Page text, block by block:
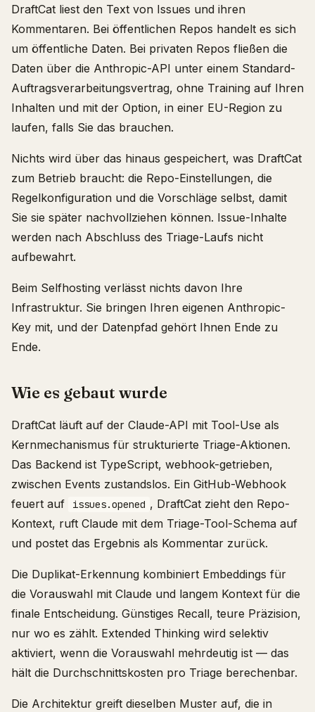
DraftCat liest den Text von Issues und ihren
Kommentaren. Bei öffentlichen Repos handelt es sich
um öffentliche Daten. Bei privaten Repos fließen die
Daten über die Anthropic-API unter einem Standard-
Auftragsverarbeitungsvertrag, ohne Training auf Ihren
Inhalten und mit der Option, in einer EU-Region zu
laufen, falls Sie das brauchen.
Nichts wird über das hinaus gespeichert, was DraftCat
zum Betrieb braucht: die Repo-Einstellungen, die
Regelkonfiguration und die Vorschläge selbst, damit
Sie sie später nachvollziehen können. Issue-Inhalte
werden nach Abschluss des Triage-Laufs nicht
aufbewahrt.
Beim Selfhosting verlässt nichts davon Ihre
Infrastruktur. Sie bringen Ihren eigenen Anthropic-
Key mit, und der Datenpfad gehört Ihnen Ende zu
Ende.
Wie es gebaut wurde
DraftCat läuft auf der Claude-API mit Tool-Use als
Kernmechanismus für strukturierte Triage-Aktionen.
Das Backend ist TypeScript, webhook-getrieben,
zwischen Events zustandslos. Ein GitHub-Webhook
feuert auf
issues.opened , DraftCat zieht den Repo-
Kontext, ruft Claude mit dem Triage-Tool-Schema auf
und postet das Ergebnis als Kommentar zurück.
Die Duplikat-Erkennung kombiniert Embeddings für
die Vorauswahl mit Claude und langem Kontext für die
finale Entscheidung. Günstiges Recall, teure Präzision,
nur wo es zählt. Extended Thinking wird selektiv
aktiviert, wenn die Vorauswahl mehrdeutig ist — das
hält die Durchschnittskosten pro Triage berechenbar.
Die Architektur greift dieselben Muster auf, die in